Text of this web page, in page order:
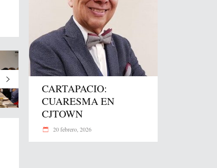
CARTAPACIO:
CUARESMA EN
CJTOWN
20 febrero, 2026